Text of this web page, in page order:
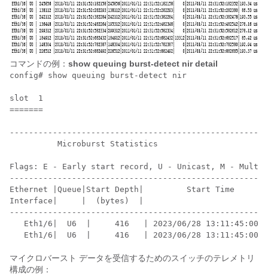
コマンドの例： show queuing burst-detect nir detail
config# show queuing burst-detect nir
slot  1
=======
          Microburst Statistics
Flags: E - Early start record, U - Unicast, M -
Ethernet |Queue|Start Depth|         Start Time
Interface|     |  (bytes)  |
Eth1/6|  U6  |     416   | 2023/06/28
マイクロバースト データを受信するためのスイッチのテレメトリ
構成の例：